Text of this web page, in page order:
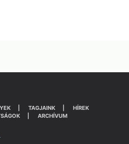
TAGJAINK
HÍREK
ARCHÍVUM